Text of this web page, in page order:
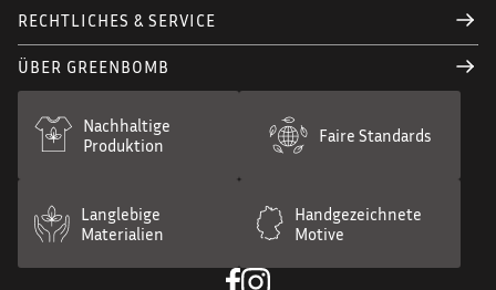
RECHTLICHES & SERVICE
ÜBER GREENBOMB
Nachhaltige
Produktion
Faire Standards
Langlebige
Materialien
Handgezeichnete
Motive